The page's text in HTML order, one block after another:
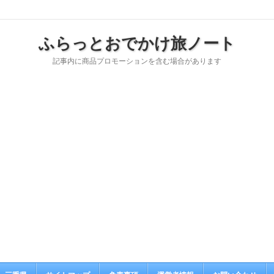
ふらっとおでかけ旅ノート
記事内に商品プロモーションを含む場合があります